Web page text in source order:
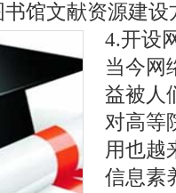
馆文献资源建
4.开设
当今网
益被人
对高等
用也越
信息素